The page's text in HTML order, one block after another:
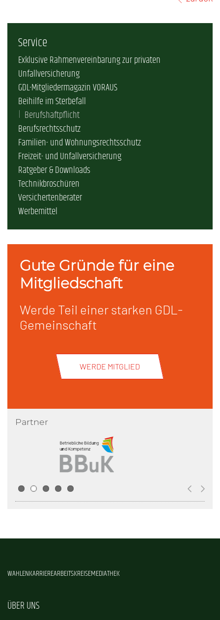
Service
Exklusive Rahmenvereinbarung zur privaten
Unfallversicherung
GDL-Mitgliedermagazin VORAUS
Beihilfe im Sterbefall
Berufshaftpflicht
Berufsrechtsschutz
Familien- und Wohnungsrechtsschutz
Freizeit- und Unfallversicherung
Ratgeber & Downloads
Technikbroschüren
Versichertenberater
Werbemittel
Gute Gründe für eine
Mitgliedschaft
Werde Teil einer starken GDL-
Gemeinschaft
WERDE MITGLIED
Partner
WAHLENKARRIEREARBEITSKREISEMEDIATHEK
ÜBER UNS